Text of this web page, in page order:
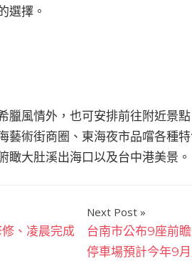
選擇。
臘風情外，也可安排前往附近景
藝術街商圈、東海夜市品嚐各種
大肚溪出海口以及台中港美景。
、凌晨完成
Next Post
台南市公布9座前
停車場預計今年9